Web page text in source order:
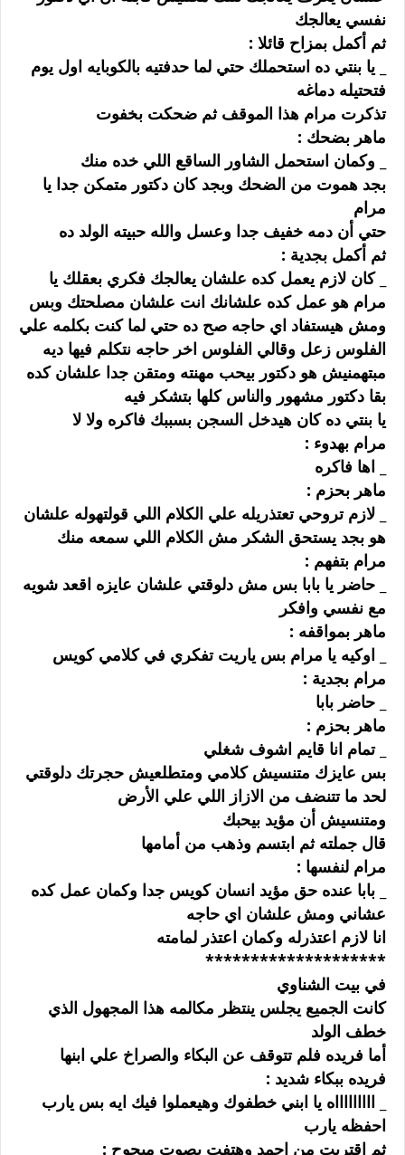
ﻧﻔﺴﻲ ﻳﻌﺎﻟﺠﻚ
ﺛﻢ ﺃﻛﻤﻞ ﺑﻤﺰﺍﺡ ﻗﺎﺋﻼ :
_ ﻳﺎ ﺑﻨﺘﻲ ﺩﻩ ﺍﺳﺘﺤﻤﻠﻚ ﺣﺘﻲ ﻟﻤﺎ ﺣﺪﻓﺘﻴﻪ ﺑﺎﻟﻜﻮﺑﺎﻳﻪ ﺍﻭﻝ ﻳﻮﻡ
ﻓﺘﺤﺘﻴﻠﻪ ﺩﻣﺎﻏﻪ
ﺗﺬﻛﺮﺕ ﻣﺮﺍﻡ ﻫﺬﺍ ﺍﻟﻤﻮﻗﻒ ﺛﻢ ﺿﺤﻜﺖ ﺑﺨﻔﻮﺕ
ﻣﺎﻫﺮ ﺑﻀﺤﻚ :
_ ﻭﻛﻤﺎﻥ ﺍﺳﺘﺤﻤﻞ ﺍﻟﺸﺎﻭﺭ ﺍﻟﺴﺎﻗﻊ ﺍﻟﻠﻲ ﺧﺪﻩ ﻣﻨﻚ
ﺑﺠﺪ ﻫﻤﻮﺕ ﻣﻦ ﺍﻟﻀﺤﻚ ﻭﺑﺠﺪ ﻛﺎﻥ ﺩﻛﺘﻮﺭ ﻣﺘﻤﻜﻦ ﺟﺪﺍ ﻳﺎ
ﻣﺮﺍﻡ
ﺣﺘﻲ ﺃﻥ ﺩﻣﻪ ﺧﻔﻴﻒ ﺟﺪﺍ ﻭﻋﺴﻞ ﻭﺍﻟﻠﻪ ﺣﺒﻴﺘﻪ ﺍﻟﻮﻟﺪ ﺩﻩ
ﺛﻢ ﺃﻛﻤﻞ ﺑﺠﺪﻳﺔ :
_ ﻛﺎﻥ ﻻﺯﻡ ﻳﻌﻤﻞ ﻛﺪﻩ ﻋﻠﺸﺎﻥ ﻳﻌﺎﻟﺠﻚ ﻓﻜﺮﻱ ﺑﻌﻘﻠﻚ ﻳﺎ
ﻣﺮﺍﻡ ﻫﻮ ﻋﻤﻞ ﻛﺪﻩ ﻋﻠﺸﺎﻧﻚ ﺍﻧﺖ ﻋﻠﺸﺎﻥ ﻣﺼﻠﺤﺘﻚ ﻭﺑﺲ
ﻭﻣﺶ ﻫﻴﺴﺘﻔﺎﺩ ﺍﻱ ﺣﺎﺟﻪ ﺻﺢ ﺩﻩ ﺣﺘﻲ ﻟﻤﺎ ﻛﻨﺖ ﺑﻜﻠﻤﻪ ﻋﻠﻲ
ﺍﻟﻔﻠﻮﺱ ﺯﻋﻞ ﻭﻗﺎﻟﻲ ﺍﻟﻔﻠﻮﺱ ﺍﺧﺮ ﺣﺎﺟﻪ ﻧﺘﻜﻠﻢ ﻓﻴﻬﺎ ﺩﻳﻪ
ﻣﺒﺘﻬﻤﻨﻴﺶ ﻫﻮ ﺩﻛﺘﻮﺭ ﺑﻴﺤﺐ ﻣﻬﻨﺘﻪ ﻭﻣﺘﻘﻦ ﺟﺪﺍ ﻋﻠﺸﺎﻥ ﻛﺪﻩ
ﺑﻘﺎ ﺩﻛﺘﻮﺭ ﻣﺸﻬﻮﺭ ﻭﺍﻟﻨﺎﺱ ﻛﻠﻬﺎ ﺑﺘﺸﻜﺮ ﻓﻴﻪ
ﻳﺎ ﺑﻨﺘﻲ ﺩﻩ ﻛﺎﻥ ﻫﻴﺪﺧﻞ ﺍﻟﺴﺠﻦ ﺑﺴﺒﺒﻚ ﻓﺎﻛﺮﻩ ﻭﻻ ﻻ
ﻣﺮﺍﻡ ﺑﻬﺪﻭﺀ :
_ ﺍﻫﺎ ﻓﺎﻛﺮﻩ
ﻣﺎﻫﺮ ﺑﺤﺰﻡ :
_ ﻻﺯﻡ ﺗﺮﻭﺣﻲ ﺗﻌﺘﺬﺭﻳﻠﻪ ﻋﻠﻲ ﺍﻟﻜﻼﻡ ﺍﻟﻠﻲ ﻗﻮﻟﺘﻬﻮﻟﻪ ﻋﻠﺸﺎﻥ
ﻫﻮ ﺑﺠﺪ ﻳﺴﺘﺤﻖ ﺍﻟﺸﻜﺮ ﻣﺶ ﺍﻟﻜﻼﻡ ﺍﻟﻠﻲ ﺳﻤﻌﻪ ﻣﻨﻚ
ﻣﺮﺍﻡ ﺑﺘﻔﻬﻢ :
_ ﺣﺎﺿﺮ ﻳﺎ ﺑﺎﺑﺎ ﺑﺲ ﻣﺶ ﺩﻟﻮﻗﺘﻲ ﻋﻠﺸﺎﻥ ﻋﺎﻳﺰﻩ ﺍﻗﻌﺪ ﺷﻮﻳﻪ
ﻣﻊ ﻧﻔﺴﻲ ﻭﺍﻓﻜﺮ
ﻣﺎﻫﺮ ﺑﻤﻮﺍﻗﻔﻪ :
_ ﺍﻭﻛﻴﻪ ﻳﺎ ﻣﺮﺍﻡ ﺑﺲ ﻳﺎﺭﻳﺖ ﺗﻔﻜﺮﻱ ﻓﻲ ﻛﻼﻣﻲ ﻛﻮﻳﺲ
ﻣﺮﺍﻡ ﺑﺠﺪﻳﺔ :
_ ﺣﺎﺿﺮ ﺑﺎﺑﺎ
ﻣﺎﻫﺮ ﺑﺤﺰﻡ :
_ ﺗﻤﺎﻡ ﺍﻧﺎ ﻗﺎﻳﻢ ﺍﺷﻮﻑ ﺷﻐﻠﻲ
ﺑﺲ ﻋﺎﻳﺰﻙ ﻣﺘﻨﺴﻴﺶ ﻛﻼﻣﻲ ﻭﻣﺘﻄﻠﻌﻴﺶ ﺣﺠﺮﺗﻚ ﺩﻟﻮﻗﺘﻲ
ﻟﺤﺪ ﻣﺎ ﺗﺘﻨﻀﻒ ﻣﻦ ﺍﻻﺯﺍﺯ ﺍﻟﻠﻲ ﻋﻠﻲ ﺍﻷﺭﺽ
ﻭﻣﺘﻨﺴﻴﺶ ﺃﻥ ﻣﺆﻳﺪ ﺑﻴﺤﺒﻚ
ﻗﺎﻝ ﺟﻤﻠﺘﻪ ﺛﻢ ﺍﺑﺘﺴﻢ ﻭﺫﻫﺐ ﻣﻦ ﺃﻣﺎﻣﻬﺎ
ﻣﺮﺍﻡ ﻟﻨﻔﺴﻬﺎ :
_ ﺑﺎﺑﺎ ﻋﻨﺪﻩ ﺣﻖ ﻣﺆﻳﺪ ﺍﻧﺴﺎﻥ ﻛﻮﻳﺲ ﺟﺪﺍ ﻭﻛﻤﺎﻥ ﻋﻤﻞ ﻛﺪﻩ
ﻋﺸﺎﻧﻲ ﻭﻣﺶ ﻋﻠﺸﺎﻥ ﺍﻱ ﺣﺎﺟﻪ
ﺍﻧﺎ ﻻﺯﻡ ﺍﻋﺘﺬﺭﻟﻪ ﻭﻛﻤﺎﻥ ﺍﻋﺘﺬﺭ ﻟﻤﺎﻣﺘﻪ
********************
ﻓﻲ ﺑﻴﺖ ﺍﻟﺸﻨﺎﻭﻱ
ﻛﺎﻧﺖ ﺍﻟﺠﻤﻴﻊ ﻳﺠﻠﺲ ﻳﻨﺘﻈﺮ ﻣﻜﺎﻟﻤﻪ ﻫﺬﺍ ﺍﻟﻤﺠﻬﻮﻝ ﺍﻟﺬﻱ
ﺧﻄﻒ ﺍﻟﻮﻟﺪ
ﺃﻣﺎ ﻓﺮﻳﺪﻩ ﻓﻠﻢ ﺗﺘﻮﻗﻒ ﻋﻦ ﺍﻟﺒﻜﺎﺀ ﻭﺍﻟﺼﺮﺍﺥ ﻋﻠﻲ ﺍﺑﻨﻬﺎ
ﻓﺮﻳﺪﻩ ﺑﺒﻜﺎﺀ ﺷﺪﻳﺪ :
_ ﺍﺍﺍﺍﺍﺍﺍﺍﺍﻩ ﻳﺎ ﺍﺑﻨﻲ ﺧﻄﻔﻮﻙ ﻭﻫﻴﻌﻤﻠﻮﺍ ﻓﻴﻚ ﺍﻳﻪ ﺑﺲ ﻳﺎﺭﺏ
ﺍﺣﻔﻈﻪ ﻳﺎﺭﺏ
ﺛﻢ ﺍﻗﺘﺮﺑﺖ ﻣﻦ ﺍﺣﻤﺪ ﻭﻫﺘﻔﺖ ﺑﺼﻮﺕ ﻣﺒﺤﻮﺡ :